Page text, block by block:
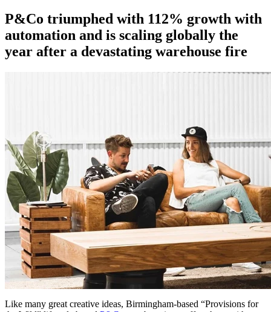
P&Co triumphed with 112% growth with
automation and is scaling globally the
year after a devastating warehouse fire
Like many great creative ideas, Birmingham-based “Provisions for